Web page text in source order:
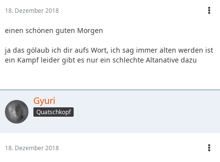
18. Dezember 2018
einen schönen guten Morgen
ja das gölaub ich dir aufs Wort, ich sag immer alten werden ist
ein Kampf leider gibt es nur ein schlechte Altanative dazu
Gyuri
Quatschkopf
18. Dezember 2018